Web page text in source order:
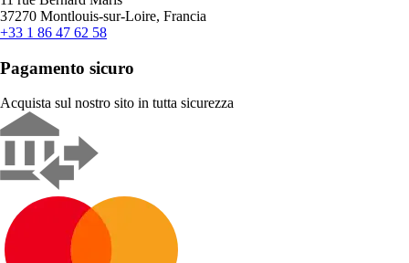
37270 Montlouis-sur-Loire, Francia
+33 1 86 47 62 58
Pagamento sicuro
Acquista sul nostro sito in tutta sicurezza